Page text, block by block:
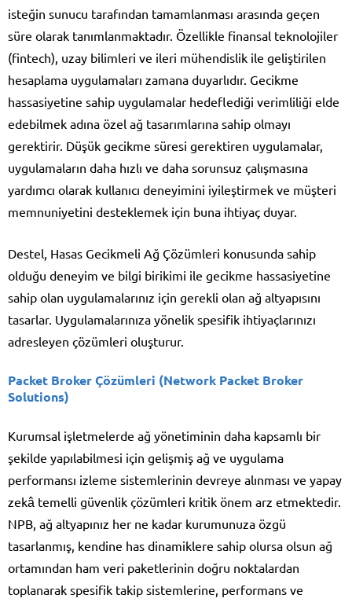
isteğin sunucu tarafından tamamlanması arasında geçen
süre olarak tanımlanmaktadır. Özellikle finansal teknolojiler
(fintech), uzay bilimleri ve ileri mühendislik ile geliştirilen
hesaplama uygulamaları zamana duyarlıdır. Gecikme
hassasiyetine sahip uygulamalar hedeflediği verimliliği elde
edebilmek adına özel ağ tasarımlarına sahip olmayı
gerektirir. Düşük gecikme süresi gerektiren uygulamalar,
uygulamaların daha hızlı ve daha sorunsuz çalışmasına
yardımcı olarak kullanıcı deneyimini iyileştirmek ve müşteri
memnuniyetini desteklemek için buna ihtiyaç duyar.
Destel, Hasas Gecikmeli Ağ Çözümleri konusunda sahip
olduğu deneyim ve bilgi birikimi ile gecikme hassasiyetine
sahip olan uygulamalarınız için gerekli olan ağ altyapısını
tasarlar. Uygulamalarınıza yönelik spesifik ihtiyaçlarınızı
adresleyen çözümleri oluşturur.
Packet Broker Çözümleri (Network Packet Broker
Solutions)
Kurumsal işletmelerde ağ yönetiminin daha kapsamlı bir
şekilde yapılabilmesi için gelişmiş ağ ve uygulama
performansı izleme sistemlerinin devreye alınması ve yapay
zekâ temelli güvenlik çözümleri kritik önem arz etmektedir.
NPB, ağ altyapınız her ne kadar kurumunuza özgü
tasarlanmış, kendine has dinamiklere sahip olursa olsun ağ
ortamından ham veri paketlerinin doğru noktalardan
toplanarak spesifik takip sistemlerine, performans ve